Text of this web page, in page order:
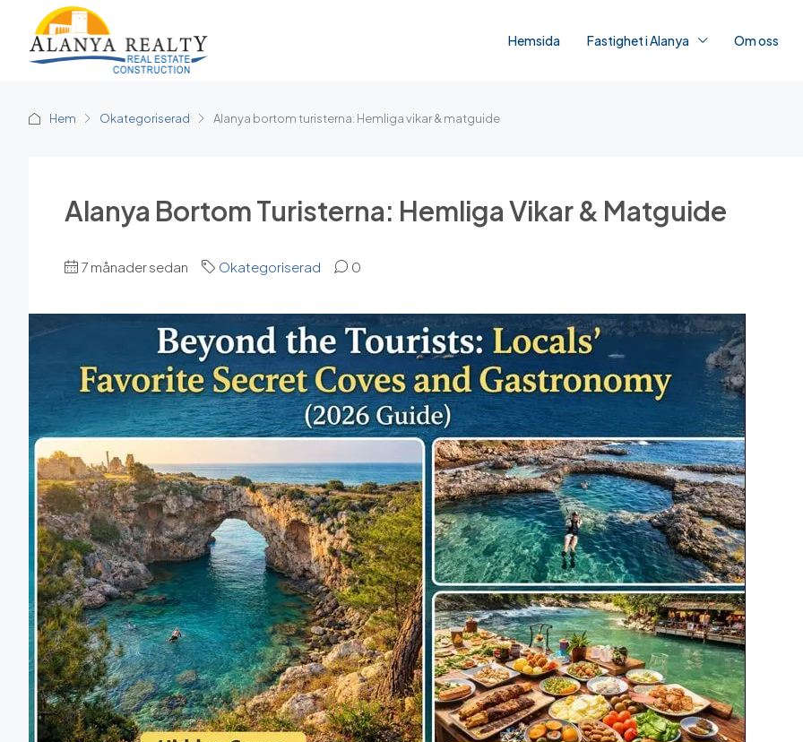
Hemsida Fastighet i Alanya Om oss
Hem Okategoriserad Alanya bortom turisterna: Hemliga vikar & matguide
Alanya Bortom Turisterna: Hemliga Vikar & Matguide
7 månader sedan Okategoriserad 0